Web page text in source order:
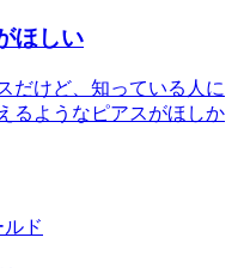
ほしい
だけど、知っている人に
るようなピアスがほしか